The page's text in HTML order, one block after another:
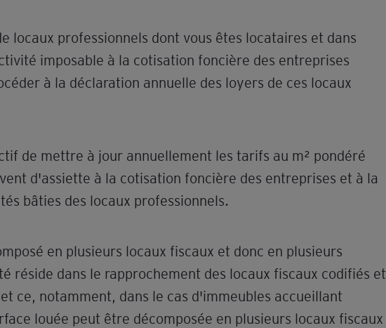
locaux professionnels dont vous êtes locataires et dans
imposable à la cotisation foncière des entreprises
à la déclaration annuelle des loyers de ces locaux
de mettre à jour annuellement les tarifs au m² pondéré
d'assiette à la cotisation foncière des entreprises et à la
bâties des locaux professionnels.
en plusieurs locaux fiscaux et donc en plusieurs
réside dans le rapprochement des locaux fiscaux codifiés et
ce, notamment, dans le cas d'immeubles accueillant
louée peut être décomposée en plusieurs locaux fiscaux